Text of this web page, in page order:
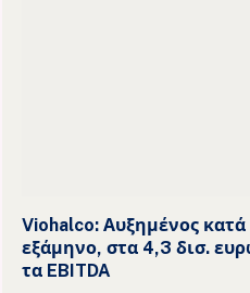
Viohalco: Αυξημένος κατά
εξάμηνο, στα 4,3 δισ.
τα EBITDA